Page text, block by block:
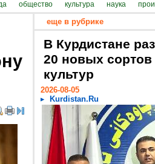
общество культура наука
еще в рубрике
В Курдистане
20 новых
культур
2026-08-05
Kurdistan.Ru